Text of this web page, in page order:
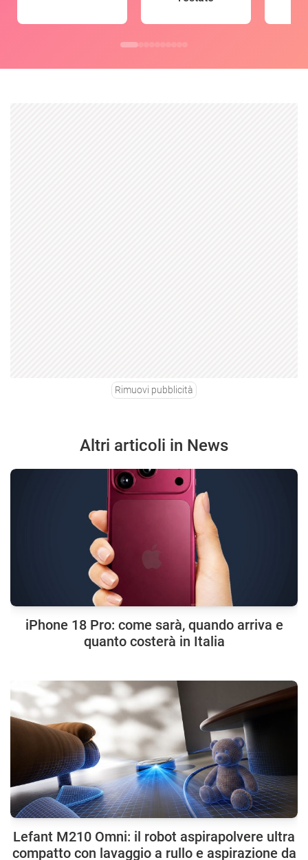
Rimuovi pubblicità
Altri articoli in News
iPhone 18 Pro: come sarà, quando arriva e
quanto costerà in Italia
Lefant M210 Omni: il robot aspirapolvere ultra
compatto con lavaggio a rullo e aspirazione da